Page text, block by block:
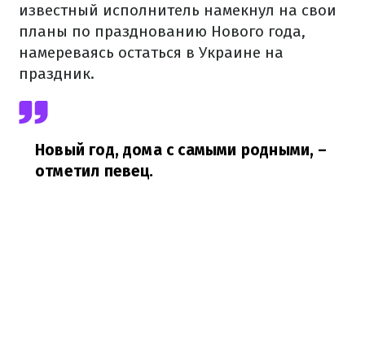
известный исполнитель намекнул на свои
планы по празднованию Нового года,
намереваясь остаться в Украине на
праздник.
Новый год, дома с самыми родными, –
отметил певец.